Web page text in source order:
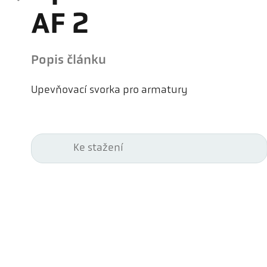
AF 2
Popis článku
Upevňovací svorka pro armatury
Ke stažení